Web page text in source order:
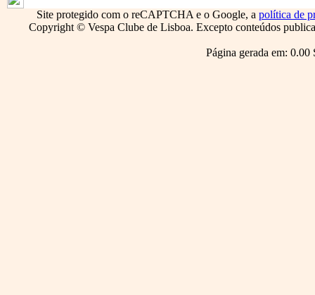
Site protegido com o reCAPTCHA e o Google, a política de
Copyright © Vespa Clube de Lisboa. Excepto conteúdos
Página gerada em: 0.00